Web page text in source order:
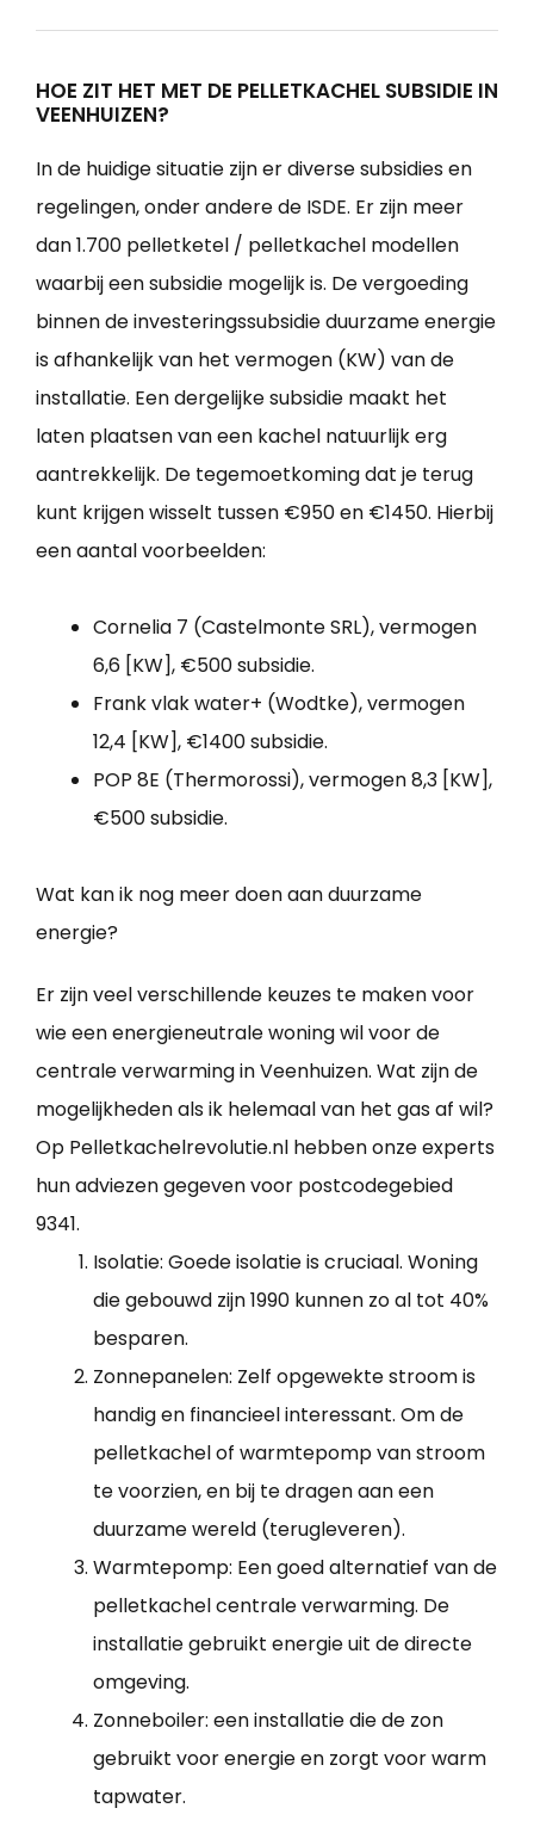
HOE ZIT HET MET DE PELLETKACHEL SUBSIDIE IN
VEENHUIZEN?
In de huidige situatie zijn er diverse subsidies en
regelingen, onder andere de ISDE. Er zijn meer
dan 1.700 pelletketel / pelletkachel modellen
waarbij een subsidie mogelijk is. De vergoeding
binnen de investeringssubsidie duurzame energie
is afhankelijk van het vermogen (KW) van de
installatie. Een dergelijke subsidie maakt het
laten plaatsen van een kachel natuurlijk erg
aantrekkelijk. De tegemoetkoming dat je terug
kunt krijgen wisselt tussen €950 en €1450. Hierbij
een aantal voorbeelden:
Cornelia 7 (Castelmonte SRL), vermogen
6,6 [KW], €500 subsidie.
Frank vlak water+ (Wodtke), vermogen
12,4 [KW], €1400 subsidie.
POP 8E (Thermorossi), vermogen 8,3 [KW],
€500 subsidie.
Wat kan ik nog meer doen aan duurzame
energie?
Er zijn veel verschillende keuzes te maken voor
wie een energieneutrale woning wil voor de
centrale verwarming in Veenhuizen. Wat zijn de
mogelijkheden als ik helemaal van het gas af wil?
Op Pelletkachelrevolutie.nl hebben onze experts
hun adviezen gegeven voor postcodegebied
9341.
Isolatie: Goede isolatie is cruciaal. Woning
die gebouwd zijn 1990 kunnen zo al tot 40%
besparen.
Zonnepanelen: Zelf opgewekte stroom is
handig en financieel interessant. Om de
pelletkachel of warmtepomp van stroom
te voorzien, en bij te dragen aan een
duurzame wereld (terugleveren).
Warmtepomp: Een goed alternatief van de
pelletkachel centrale verwarming. De
installatie gebruikt energie uit de directe
omgeving.
Zonneboiler: een installatie die de zon
gebruikt voor energie en zorgt voor warm
tapwater.